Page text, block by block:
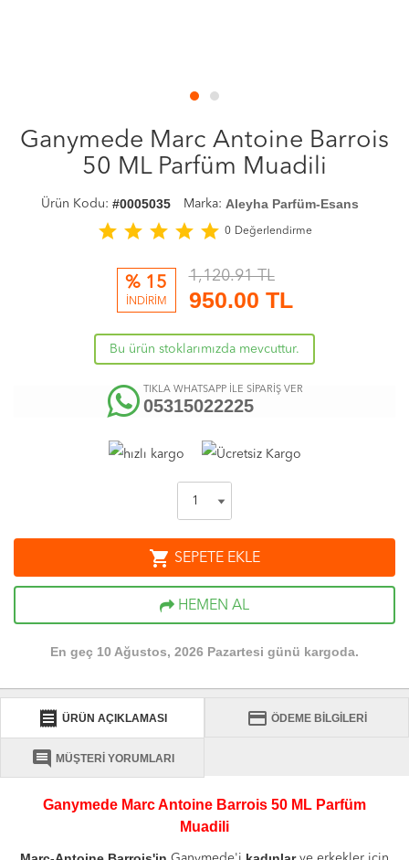
Ganymede Marc Antoine Barrois
50 ML Parfüm Muadili
Ürün Kodu: #0005035 Marka: Aleyha Parfüm-Esans
star star star star star 0 Değerlendirme
% 15
İNDİRİM
1,120.91 TL
950.00 TL
Bu ürün stoklarımızda mevcuttur.
TIKLA WHATSAPP İLE SİPARİŞ VER
05315022225
shopping_cart SEPETE EKLE
HEMEN AL
En geç 10 Ağustos, 2026 Pazartesi günü kargoda.
receipt ÜRÜN AÇIKLAMASI credit_card ÖDEME BİLGİLERİ
comment MÜŞTERİ YORUMLARI
Ganymede Marc Antoine Barrois 50 ML Parfüm
Muadili